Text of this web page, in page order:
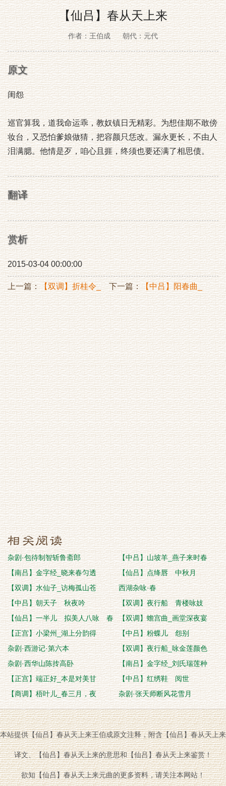
【仙吕】春从天上来
作者：王伯成 朝代：元代
原文
闺怨
巡官算我，道我命运乖，教奴镇日无精彩。为想佳期不敢傍
妆台，又恐怕爹娘做猜，把容颜只恁改。漏永更长，不由人
泪满腮。他情是歹，咱心且捱，终须也要还满了相思债。
翻译
赏析
2015-03-04 00:00:00
上一篇：【双调】折桂令_
上已游嘉禾
下一篇：【中吕】阳春曲_
坐听西掖钟
杂剧·包待制智斩鲁斋郎
【中吕】山坡羊_燕子来时春
【南吕】金字经_晓来春匀透
【仙吕】点绛唇 中秋月
【双调】水仙子_访梅孤山苍
西湖杂咏·春
【中吕】朝天子 秋夜吟
【双调】夜行船 青楼咏妓
【仙吕】一半儿 拟美人八咏 春
梦
【双调】蟾宫曲_画堂深夜宴
【正宫】小梁州_湖上分韵得
【中吕】粉蝶儿 怨别
杂剧·西游记·第六本
【双调】夜行船_咏金莲颜色
杂剧·西华山陈抟高卧
【南吕】金字经_刘氏瑞莲种
【正宫】端正好_本是对美甘
【中吕】红绣鞋 阅世
【商调】梧叶儿_春三月，夜
杂剧·张天师断风花雪月
本站提供【仙吕】春从天上来王伯成原文注释，附含【仙吕】春从天上来
译文、【仙吕】春从天上来的意思和【仙吕】春从天上来鉴赏！
欲知【仙吕】春从天上来元曲的更多资料，请关注本网站！